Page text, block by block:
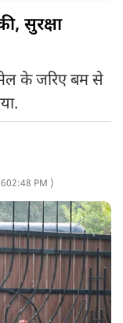
सुरक्षा
के जरिए बम से
02:48 PM )